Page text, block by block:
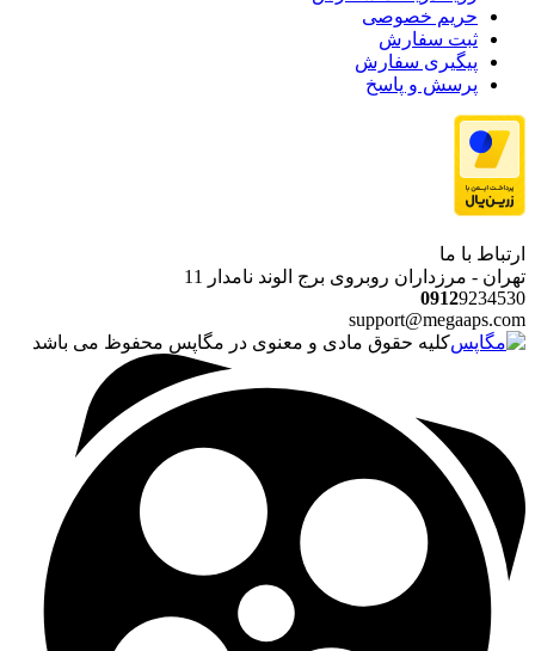
حریم خصوصی
ثبت سفارش
پیگیری سفارش
پرسش و پاسخ
ارتباط با ما
تهران - مرزداران روبروی برج الوند نامدار 11
09129234530
support@megaaps.com
کلیه حقوق مادی و معنوی در مگاپس محفوظ می باشد